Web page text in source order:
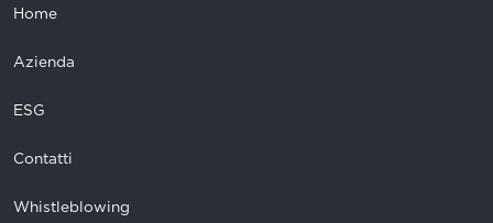
Home
Azienda
ESG
Contatti
Whistleblowing